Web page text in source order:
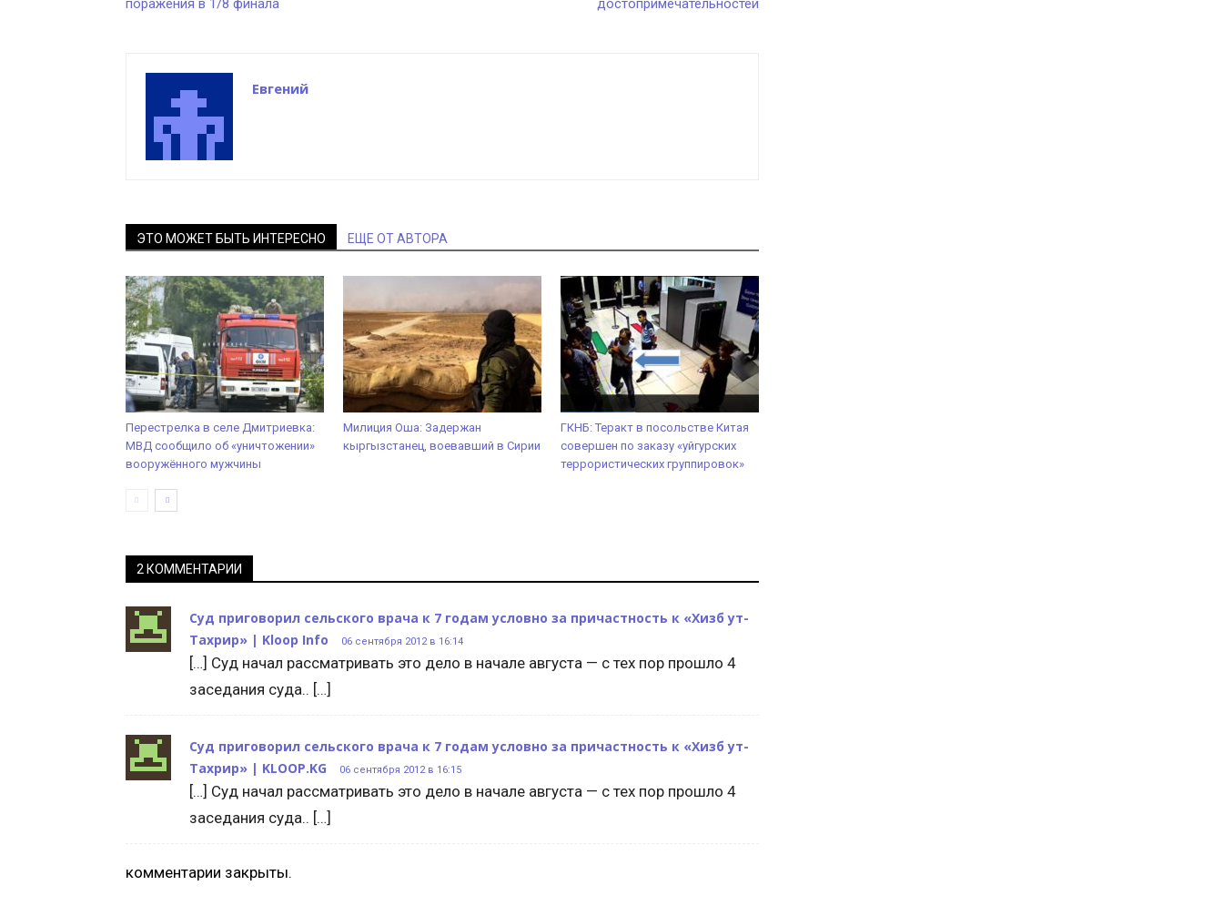
поражения в 1/8 финала
достопримечательностей
Евгений
ЭТО МОЖЕТ БЫТЬ ИНТЕРЕСНО ЕЩЕ ОТ АВТОРА
Перестрелка в селе Дмитриевка:
МВД сообщило об «уничтожении»
вооружённого мужчины
Милиция Оша: Задержан
кыргызстанец, воевавший в Сирии
ГКНБ: Теракт в посольстве Китая
совершен по заказу «уйгурских
террористических группировок»
2 КОММЕНТАРИИ
Суд приговорил сельского врача к 7 годам условно за причастность к «Хизб ут-
Тахрир» | Kloop Info
06 сентября 2012 в 16:14
[…] Суд начал рассматривать это дело в начале августа — с тех пор прошло 4
заседания суда.. […]
Суд приговорил сельского врача к 7 годам условно за причастность к «Хизб ут-
Тахрир» | KLOOP.KG
06 сентября 2012 в 16:15
[…] Суд начал рассматривать это дело в начале августа — с тех пор прошло 4
заседания суда.. […]
комментарии закрыты.